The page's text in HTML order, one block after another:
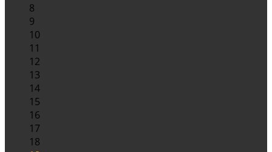
8
9
10
11
12
13
14
15
16
17
18